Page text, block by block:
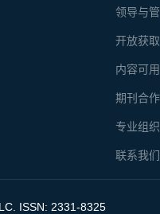
领导与
开放获
内容可
期刊合
专业组
联系我们
ISSN: 2331-8325